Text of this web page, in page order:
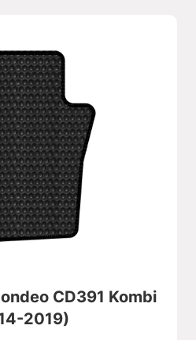
CD391 Kombi
2019)